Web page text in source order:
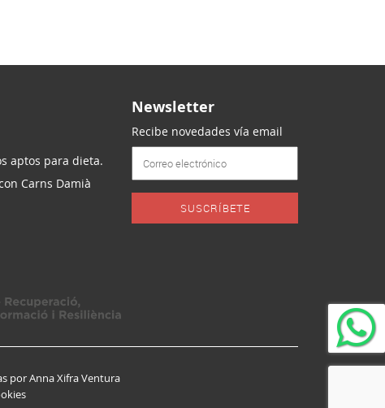
aptos para dieta.
Carns Damià
Newsletter
Recibe novedades vía email
SUSCRÍBETE
por Anna Xifra Ventura